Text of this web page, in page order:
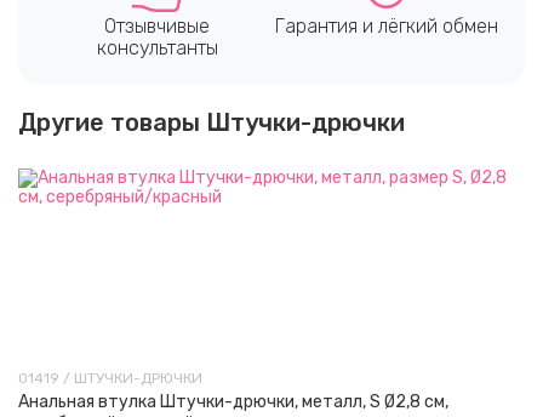
Отзывчивые
консультанты
Гарантия и лёгкий обмен
Другие товары Штучки-дрючки
01419 / ШТУЧКИ-ДРЮЧКИ
Анальная втулка Штучки-дрючки, металл, S Ø2,8 см,